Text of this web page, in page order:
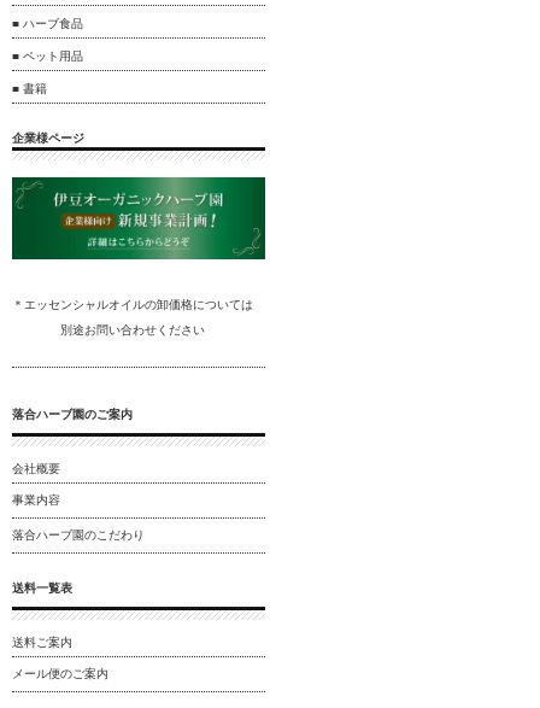
■ ハーブ食品
■ ペット用品
■ 書籍
企業様ページ
＊エッセンシャルオイルの卸価格については
別途お問い合わせください
落合ハーブ園のご案内
会社概要
事業内容
落合ハーブ園のこだわり
送料一覧表
送料ご案内
メール便のご案内